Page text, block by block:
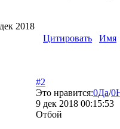
2018
Цитировать
Имя
#2
Это нравится:0Да/0
9 дек 2018 00:15:53
Отбой